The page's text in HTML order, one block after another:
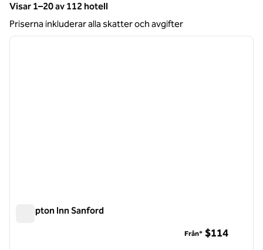
Visar 1–20 av 112 hotell
Visar 112 hotell
Priserna inkluderar alla skatter och avgifter
1 av 12
nästa
Hampton Inn Sanford
Från* $114